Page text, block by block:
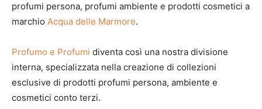
profumi persona, profumi ambiente e prodotti cosmetici a
marchio Acqua delle Marmore.
Profumo e Profumi diventa così una nostra divisione
interna, specializzata nella creazione di collezioni
esclusive di prodotti profumi persona, ambiente e
cosmetici conto terzi.